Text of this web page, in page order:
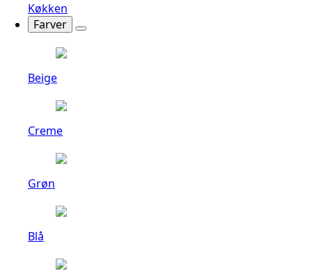
Køkken
Farver
Beige
Creme
Grøn
Blå